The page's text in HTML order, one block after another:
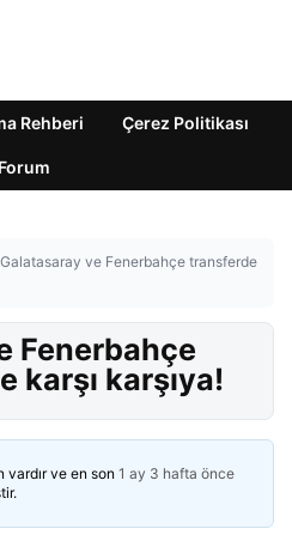
Rehberi Çerez Politikası
Forum
Galatasaray ve Fenerbahçe transferde
Fenerbahçe
karşı karşıya!
vardır ve en son 1 ay 3 hafta önce